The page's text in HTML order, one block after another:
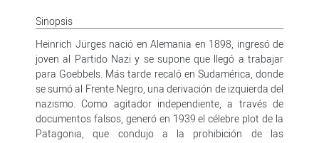
Sinopsis
Heinrich Jürges nació en Alemania en 1898, ingresó de
joven al Partido Nazi y se supone que llegó a trabajar
para Goebbels. Más tarde recaló en Sudamérica, donde
se sumó al Frente Negro, una derivación de izquierda del
nazismo. Como agitador independiente, a través de
documentos falsos, generó en 1939 el célebre plot de la
Patagonia, que condujo a la prohibición de las